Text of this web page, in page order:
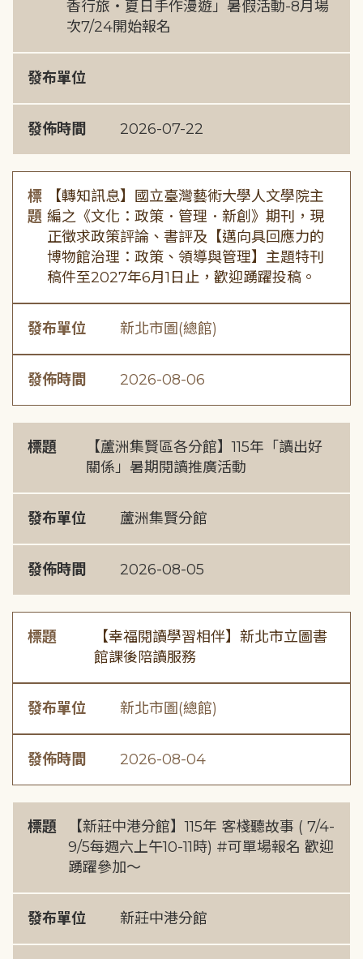
香行旅・夏日手作漫遊」暑假活動-8月場
次7/24開始報名
發布單位
發佈時間 2026-07-22
標
題
【轉知訊息】國立臺灣藝術大學人文學院主
編之《文化：政策．管理．新創》期刊，現
正徵求政策評論、書評及【邁向具回應力的
博物館治理：政策、領導與管理】主題特刊
稿件至2027年6月1日止，歡迎踴躍投稿。
發布單位 新北市圖(總館)
發佈時間 2026-08-06
標題
【蘆洲集賢區各分館】115年「讀出好
關係」暑期閱讀推廣活動
發布單位 蘆洲集賢分館
發佈時間 2026-08-05
標題
【幸福閱讀學習相伴】新北市立圖書
館課後陪讀服務
發布單位 新北市圖(總館)
發佈時間 2026-08-04
標題
【新莊中港分館】115年 客棧聽故事 ( 7/4-
9/5每週六上午10-11時) #可單場報名 歡迎
踴躍參加～
發布單位 新莊中港分館